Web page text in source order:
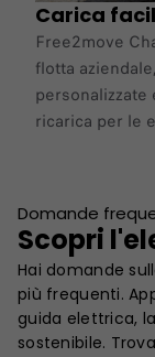
Carica
Free2move
flotta
personalizzate
ricarica per le
Domande
Scopri
Hai domande
più frequenti.
guida elettrica,
sostenibile.